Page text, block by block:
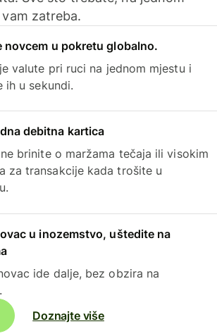
zatreba.
novcem u pokretu globalno.
valute pri ruci na jednom mjestu i
ih u sekundi.
debitna kartica
brinite o maržama tečaja ili visokim
za transakcije kada trošite u
u inozemstvo, uštedite na
ide dalje, bez obzira na
Doznajte više